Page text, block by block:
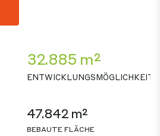
32.885 m²
ENTWICKLUNGSMÖGLICHKEIT
47.842 m²
BEBAUTE FLÄCHE